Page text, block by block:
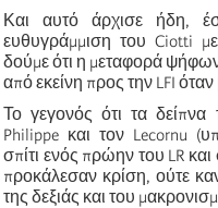
Και αυτό άρχισε ήδη,
ευθυγράμμιση του Ciotti
δούμε ότι η μεταφορά
από εκείνη προς την LFI
Το γεγονός ότι τα δείπνα
Philippe και τον Lecornu
σπίτι ενός πρώην του LR
προκάλεσαν κρίση, ούτε
της δεξιάς και του